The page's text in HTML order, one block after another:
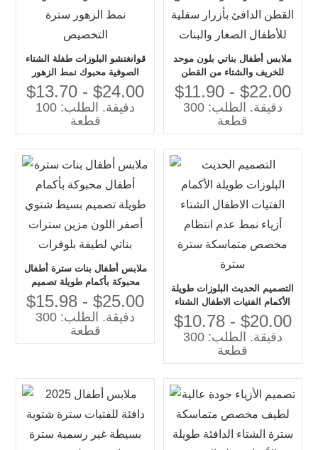
قوانغتشو البلوزات طفلة الشتاء
الصوفية محبوك نمط الزهور
سترة التخصيص
$13.70 - $24.00
دقيقة. الطلب: 100
قطعة
ملابس أطفال بناتي بلون موحد
للخريف والشتاء من القطن
الدافئ بأزرار سفلية للأطفال
الصغار والبنات
$11.90 - $22.00
دقيقة. الطلب: 300
قطعة
ملابس أطفال بنات سترة أطفال
محبوكة بأكمام طويلة تصميم
بسيط شتوي أصفر اللون مزين
سترات بناتي لطيفة بلوفرات
$15.98 - $25.00
دقيقة. الطلب: 300
قطعة
التصميم الحديث البلوزات طويلة
الأكمام الفتيات الاطفال الشتاء
أزياء نمط عدم انتظام مخصص
متماسكة سترة سترة
$10.78 - $20.00
دقيقة. الطلب: 300
قطعة